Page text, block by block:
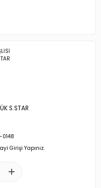
S.STAR
0148
Girişi Yapınız.